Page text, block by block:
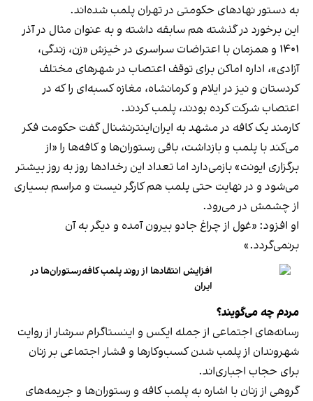
به دستور نهادهای حکومتی در تهران پلمب شده‌اند.
این برخورد در گذشته هم سابقه داشته و به عنوان مثال در آذر
۱۴۰۱ و همزمان با اعتراضات سراسری در خیزش «زن، زندگی،
آزادی»، اداره اماکن برای توقف اعتصاب در شهرهای مختلف
کردستان و نیز در ایلام و کرمانشاه، مغازه کسبه‌ای را که در
اعتصاب شرکت کرده بودند، پلمب کردند.
کارمند یک کافه در مشهد به ایران‌اینترنشنال گفت حکومت فکر
می‌کند با پلمب و بازداشت، باقی رستوران‌ها و کافه‌ها را «از
برگزاری ایونت» بازمی‌دارد اما تعداد این رخدادها روز به روز بیشتر
می‌شود و در نهایت حتی پلمب هم کارگر نیست و مراسم بسیاری
از چشمش در می‌رود.
او افزود: «غول از چراغ جادو بیرون آمده و دیگر به آن
برنمی‎‌گردد.»
افزایش انتقادها از روند پلمب کافه‌رستوران‌ها در
ایران
مردم چه می‌گویند؟
رسانه‎‌های اجتماعی از جمله ایکس و اینستاگرام سرشار از روایت
شهروندان از پلمب شدن کسب‌وکارها و فشار اجتماعی بر زنان
برای حجاب اجباری‌اند.
گروهی از زنان با اشاره به پلمب کافه و رستوران‌ها و جریمه‌های